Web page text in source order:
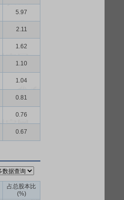
5.97
2.11
1.62
1.10
1.04
0.81
0.76
0.67
占总股本比
(%)